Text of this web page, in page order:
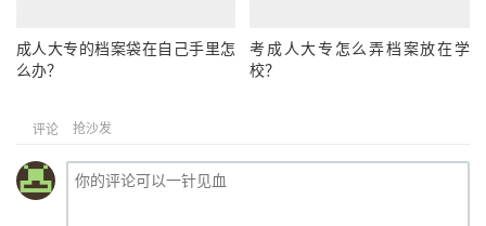
成人大专的档案袋在自己手里怎
么办？
考成人大专怎么弄档案放在学
校？
评论 抢沙发